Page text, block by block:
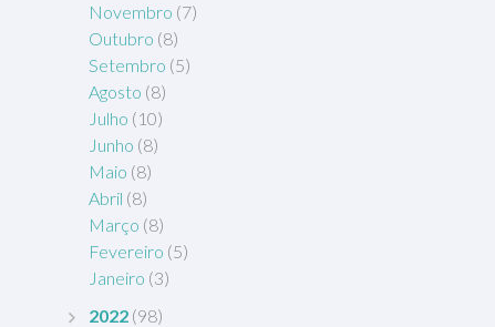
Novembro (7)
Outubro (8)
Setembro (5)
Agosto (8)
Julho (10)
Junho (8)
Maio (8)
Abril (8)
Março (8)
Fevereiro (5)
Janeiro (3)
2022 (98)